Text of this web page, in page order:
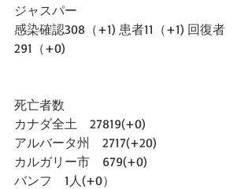
ジャスパー
感染確認308（+1) 患者11（+1) 回復者
291（+0)
死亡者数
カナダ全土　27819(+0)
アルバータ州　2717(+20)
カルガリー市　679(+0)
バンフ　1人(+0）